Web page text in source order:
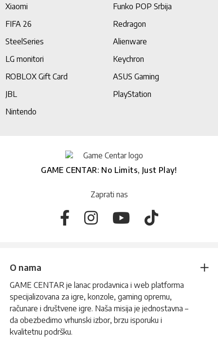
Xiaomi
Funko POP Srbija
FIFA 26
Redragon
SteelSeries
Alienware
LG monitori
Keychron
ROBLOX Gift Card
ASUS Gaming
JBL
PlayStation
Nintendo
GAME CENTAR: No Limits, Just Play!
Zaprati nas
O nama
GAME CENTAR je lanac prodavnica i web platforma
specijalizovana za igre, konzole, gaming opremu,
računare i društvene igre. Naša misija je jednostavna –
da obezbedimo vrhunski izbor, brzu isporuku i
kvalitetnu podršku.